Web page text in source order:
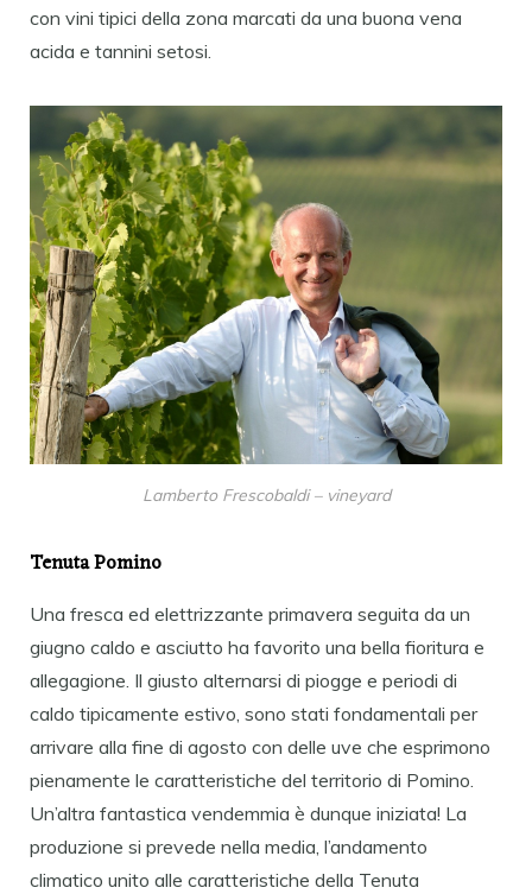
con vini tipici della zona marcati da una buona vena
acida e tannini setosi.
Lamberto Frescobaldi – vineyard
Tenuta Pomino
Una fresca ed elettrizzante primavera seguita da un
giugno caldo e asciutto ha favorito una bella fioritura e
allegagione. Il giusto alternarsi di piogge e periodi di
caldo tipicamente estivo, sono stati fondamentali per
arrivare alla fine di agosto con delle uve che esprimono
pienamente le caratteristiche del territorio di Pomino.
Un’altra fantastica vendemmia è dunque iniziata! La
produzione si prevede nella media, l’andamento
climatico unito alle caratteristiche della Tenuta